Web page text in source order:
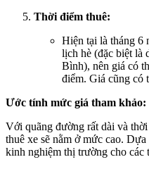
Thời điểm thuê:
Hiện tại là tháng 6
lịch hè (đặc biệt là
Bình), nên giá có
điểm. Giá cũng có
Ước tính mức giá tham khảo:
Với quãng đường rất dài và
thuê xe sẽ nằm ở mức cao.
kinh nghiệm thị trường cho các